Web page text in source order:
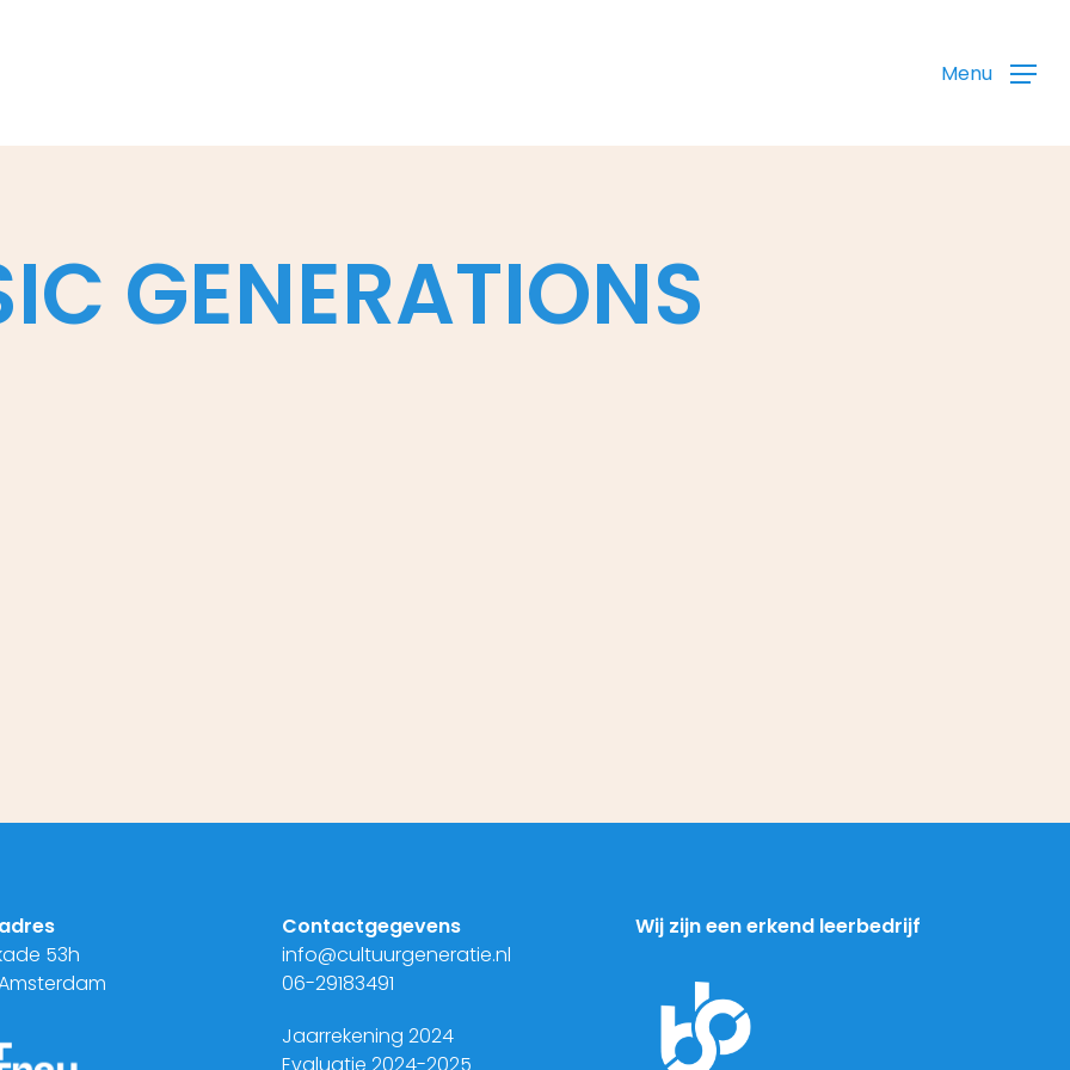
Menu
GENERATIONS
53h
Contactgegevens
info@cultuurgeneratie.nl
06-29183491
Jaarrekening 2024
Wij zijn een erkend leerbedrijf